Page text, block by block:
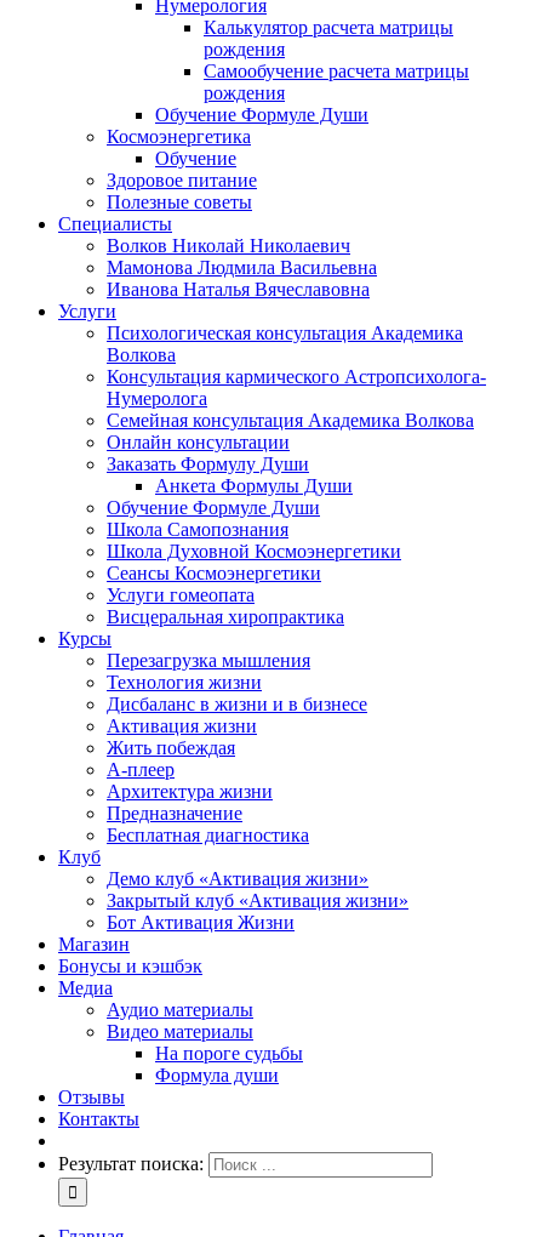
Нумерология
Калькулятор расчета матрицы
рождения
Самообучение расчета матрицы
рождения
Обучение Формуле Души
Космоэнергетика
Обучение
Здоровое питание
Полезные советы
Специалисты
Волков Николай Николаевич
Мамонова Людмила Васильевна
Иванова Наталья Вячеславовна
Услуги
Психологическая консультация Академика
Волкова
Консультация кармического Астропсихолога-
Нумеролога
Семейная консультация Академика Волкова
Онлайн консультации
Заказать Формулу Души
Анкета Формулы Души
Обучение Формуле Души
Школа Самопознания
Школа Духовной Космоэнергетики
Сеансы Космоэнергетики
Услуги гомеопата
Висцеральная хиропрактика
Курсы
Перезагрузка мышления
Технология жизни
Дисбаланс в жизни и в бизнесе
Активация жизни
Жить побеждая
А-плеер
Архитектура жизни
Предназначение
Бесплатная диагностика
Клуб
Демо клуб «Активация жизни»
Закрытый клуб «Активация жизни»
Бот Активация Жизни
Магазин
Бонусы и кэшбэк
Медиа
Аудио материалы
Видео материалы
На пороге судьбы
Формула души
Отзывы
Контакты
Результат поиска: